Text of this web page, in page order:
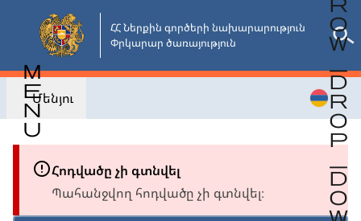
հիմնական
բովանդակությանը
ՀՀ Ներքին գործերի նախարարություն
Փրկարար ծառայություն
Մենյու
Հոդվածը չի գտնվել
Պահանջվող հոդվածը չի գտնվել։